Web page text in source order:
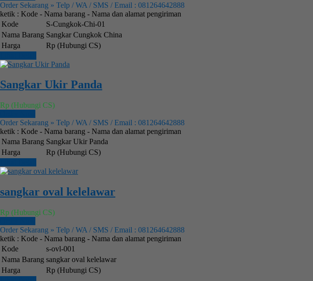
Order Sekarang » Telp / WA / SMS / Email : 081264642888
ketik : Kode - Nama barang - Nama dan alamat pengiriman
Kode
S-Cungkok-Chi-01
Nama Barang Sangkar Cungkok China
Harga
Rp (Hubungi CS)
Sangkar Ukir Panda
Rp (Hubungi CS)
Order Sekarang » Telp / WA / SMS / Email : 081264642888
ketik : Kode - Nama barang - Nama dan alamat pengiriman
Nama Barang Sangkar Ukir Panda
Harga
Rp (Hubungi CS)
sangkar oval kelelawar
Rp (Hubungi CS)
Order Sekarang » Telp / WA / SMS / Email : 081264642888
ketik : Kode - Nama barang - Nama dan alamat pengiriman
Kode
s-ovl-001
Nama Barang sangkar oval kelelawar
Harga
Rp (Hubungi CS)